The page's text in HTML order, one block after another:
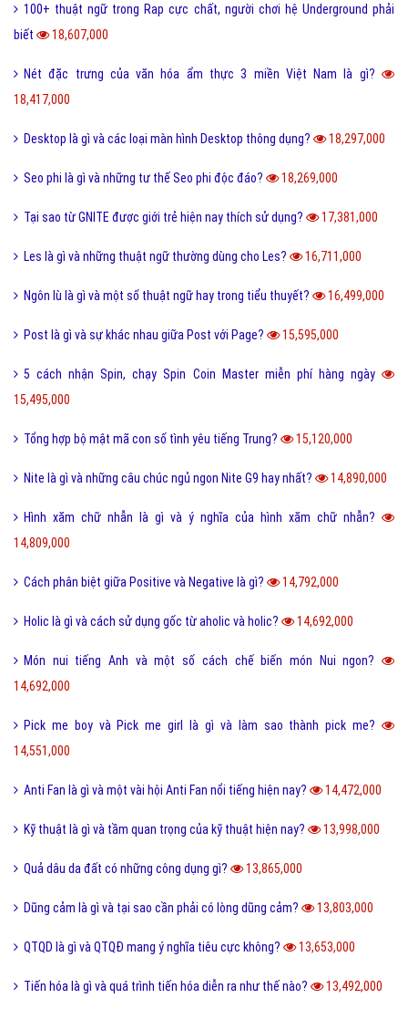
100+ thuật ngữ trong Rap cực chất, người chơi hệ Underground phải
biết
18,607,000
Nét đặc trưng của văn hóa ẩm thực 3 miền Việt Nam là gì?
18,417,000
Desktop là gì và các loại màn hình Desktop thông dụng? 18,297,000
Seo phi là gì và những tư thế Seo phi độc đáo? 18,269,000
Tại sao từ GNITE được giới trẻ hiện nay thích sử dụng? 17,381,000
Les là gì và những thuật ngữ thường dùng cho Les? 16,711,000
Ngôn lù là gì và một số thuật ngữ hay trong tiểu thuyết? 16,499,000
Post là gì và sự khác nhau giữa Post với Page? 15,595,000
5 cách nhận Spin, chạy Spin Coin Master miễn phí hàng ngày
15,495,000
Tổng hợp bộ mật mã con số tình yêu tiếng Trung? 15,120,000
Nite là gì và những câu chúc ngủ ngon Nite G9 hay nhất? 14,890,000
Hình xăm chữ nhẫn là gì và ý nghĩa của hình xăm chữ nhẫn?
14,809,000
Cách phân biệt giữa Positive và Negative là gì? 14,792,000
Holic là gì và cách sử dụng gốc từ aholic và holic? 14,692,000
Món nui tiếng Anh và một số cách chế biến món Nui ngon?
14,692,000
Pick me boy và Pick me girl là gì và làm sao thành pick me?
14,551,000
Anti Fan là gì và một vài hội Anti Fan nổi tiếng hiện nay? 14,472,000
Kỹ thuật là gì và tầm quan trọng của kỹ thuật hiện nay? 13,998,000
Quả dâu da đất có những công dụng gì? 13,865,000
Dũng cảm là gì và tại sao cần phải có lòng dũng cảm? 13,803,000
QTQD là gì và QTQĐ mang ý nghĩa tiêu cực không? 13,653,000
Tiến hóa là gì và quá trình tiến hóa diễn ra như thế nào? 13,492,000